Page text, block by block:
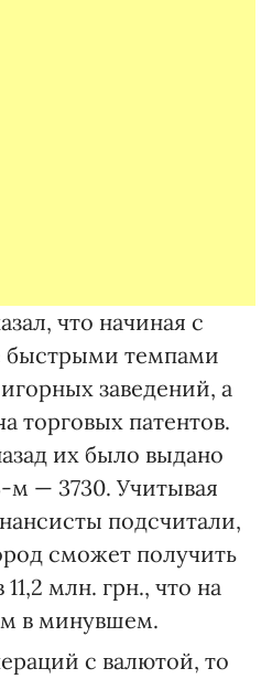
что начиная с
быстрыми темпами
заведений, а
торговых патентов.
их было выдано
м — 3730. Учитывая
подсчитали,
сможет получить
млн. грн., что на
в минувшем.
с валютой, то